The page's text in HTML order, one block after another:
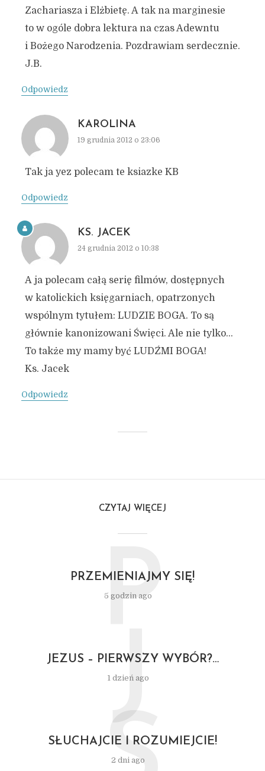
Zachariasza i Elżbietę. A tak na marginesie
to w ogóle dobra lektura na czas Adewntu
i Bożego Narodzenia. Pozdrawiam serdecznie.
J.B.
Odpowiedz
KAROLINA
19 grudnia 2012 o 23:06
Tak ja yez polecam te ksiazke KB
Odpowiedz
KS. JACEK
24 grudnia 2012 o 10:38
A ja polecam całą serię filmów, dostępnych
w katolickich księgarniach, opatrzonych
wspólnym tytułem: LUDZIE BOGA. To są
głównie kanonizowani Święci. Ale nie tylko…
To także my mamy być LUDŹMI BOGA!
Ks. Jacek
Odpowiedz
CZYTAJ WIĘCEJ
PRZEMIENIAJMY SIĘ!
5 godzin ago
P
JEZUS – PIERWSZY WYBÓR?…
1 dzień ago
J
SŁUCHAJCIE I ROZUMIEJCIE!
2 dni ago